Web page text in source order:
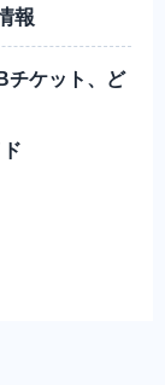
報
チケット、ど